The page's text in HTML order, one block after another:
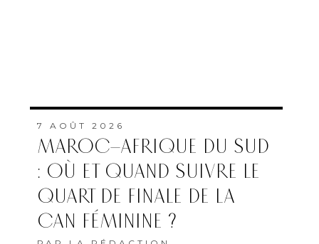
7 AOÛT 2026
MAROC–AFRIQUE DU SUD
: OÙ ET QUAND SUIVRE LE
QUART DE FINALE DE LA
CAN FÉMININE ?